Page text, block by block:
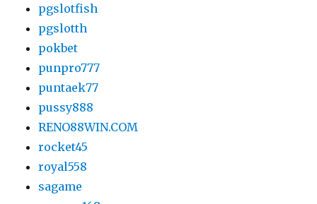
pgslotfish
pgslotth
pokbet
punpro777
puntaek77
pussy888
RENO88WIN.COM
rocket45
royal558
sagame